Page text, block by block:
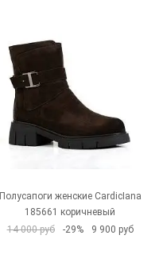
Полусапоги женские CardicIana
185661 коричневый
14 000 руб
-29% 9 900 руб